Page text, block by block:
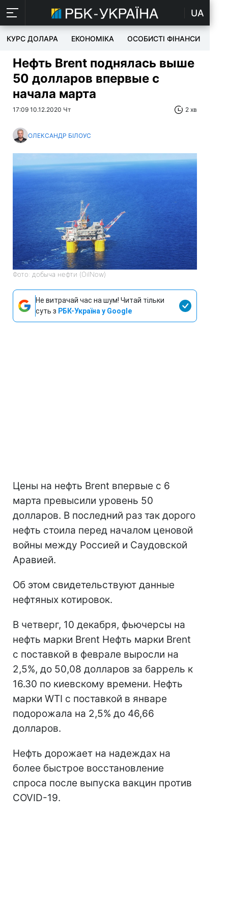
UA
КУРС ДОЛАРА ЕКОНОМІКА ОСОБИСТІ ФІНАНСИ
Нефть Brent поднялась выше
50 долларов впервые с
начала марта
17:09 10.12.2020 Чт 2 хв
ОЛЕКСАНДР БІЛОУС
Фото: добыча нефти (OilNow)
Не витрачай час на шум! Читай тільки
суть з РБК-Україна у Google
Цены на нефть Brent впервые с 6
марта превысили уровень 50
долларов. В последний раз так дорого
нефть стоила перед началом ценовой
войны между Россией и Саудовской
Аравией.
Об этом свидетельствуют данные
нефтяных котировок.
В четверг, 10 декабря, фьючерсы на
нефть марки Brent Нефть марки Brent
с поставкой в феврале выросли на
2,5%, до 50,08 долларов за баррель к
16.30 по киевскому времени. Нефть
марки WTI с поставкой в январе
подорожала на 2,5% до 46,66
долларов.
Нефть дорожает на надеждах на
более быстрое восстановление
спроса после выпуска вакцин против
COVID-19.